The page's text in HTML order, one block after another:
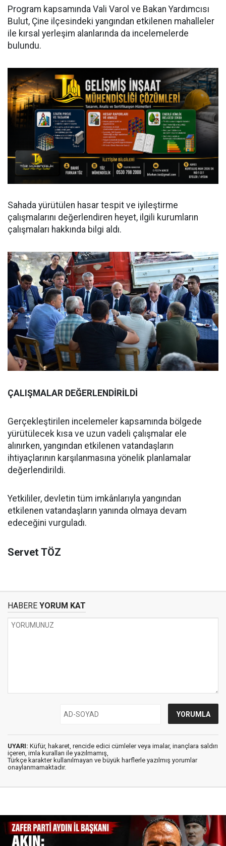
Program kapsamında Vali Varol ve Bakan Yardımcısı
Bulut, Çine ilçesindeki yangından etkilenen mahalleler
ile kırsal yerleşim alanlarında da incelemelerde
bulundu.
Sahada yürütülen hasar tespit ve iyileştirme
çalışmalarını değerlendiren heyet, ilgili kurumların
çalışmaları hakkında bilgi aldı.
ÇALIŞMALAR DEĞERLENDİRİLDİ
Gerçekleştirilen incelemeler kapsamında bölgede
yürütülecek kısa ve uzun vadeli çalışmalar ele
alınırken, yangından etkilenen vatandaşların
ihtiyaçlarının karşılanmasına yönelik planlamalar
değerlendirildi.
Yetkililer, devletin tüm imkânlarıyla yangından
etkilenen vatandaşların yanında olmaya devam
edeceğini vurguladı.
Servet TÖZ
HABERE YORUM KAT
UYARI: Küfür, hakaret, rencide edici cümleler veya imalar, inançlara saldırı
içeren, imla kuralları ile yazılmamış,
Türkçe karakter kullanılmayan ve büyük harflerle yazılmış yorumlar
onaylanmamaktadır.